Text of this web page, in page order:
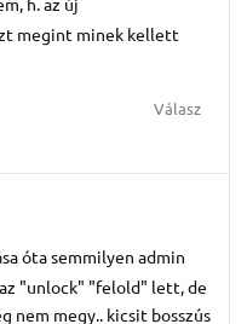
megint minek kellett
Válasz
óta semmilyen admin
"unlock" "felold" lett, de
nem megy.. kicsit bosszús